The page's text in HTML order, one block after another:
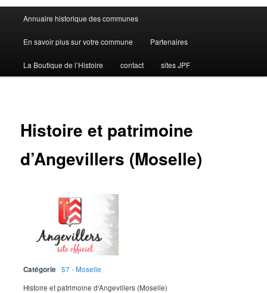
Menu
principal
Annuaire historique des communes
En savoir plus sur votre commune Partenaires
La Boutique de l’Histoire contact sites JPF
Histoire et patrimoine
d’Angevillers (Moselle)
Catégorie
57 - Moselle
Histoire et patrimoine d'Angevillers (Moselle)